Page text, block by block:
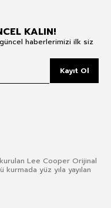
KALIN!
haberlerimizi ilk siz
Kayıt Ol
kurulan Lee Cooper Orijinal
yüz yıla yayılan